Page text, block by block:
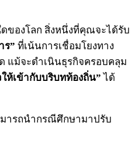
ของโลก สิ่งหนึ่งที่คุณจะได้รับ
ร” ที่เน้นการเชื่อมโยงทาง
แม้จะดำเนินธุรกิจครอบคลุม
ห้เข้ากับบริบทท้องถิ่น” ได้
มารถนำกรณีศึกษามาปรับ